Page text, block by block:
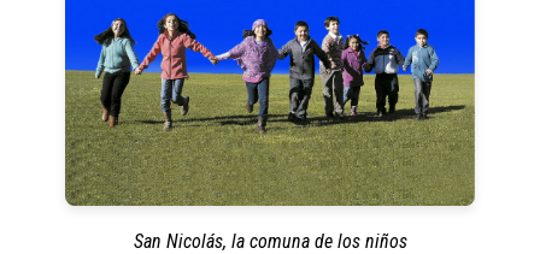
San Nicolás, la comuna de los niños